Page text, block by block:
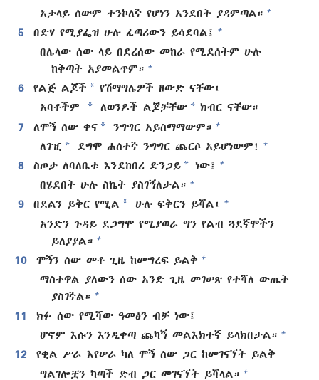
አታላይ ሰውም ተንኮለኛ የሆነን አንደበት ያዳምጣል። +
5 በድሃ የሚያፌዝ ሁሉ ፈጣሪውን ይሳደባል፤ +
በሌላው ሰው ላይ በደረሰው መከራ የሚደሰትም ሁሉ
ከቅጣት አያመልጥም። +
6 የልጅ ልጆች * የሽማግሌዎች ዘውድ ናቸው፤
አባቶችም
* ለወንዶች ልጆቻቸው * ክብር ናቸው።
7
ለሞኝ ሰው ቀና * ንግግር አይስማማውም። +
ለገዢ * ደግሞ ሐሰተኛ ንግግር ጨርሶ አይሆነውም! +
8 ስጦታ ለባለቤቱ እንደከበረ ድንጋይ * ነው፤ +
በሄደበት ሁሉ ስኬት ያስገኝለታል። +
9 በደልን ይቅር የሚል * ሁሉ ፍቅርን ይሻል፤ +
አንድን ጉዳይ ደጋግሞ የሚያወራ ግን የልብ ጓደኛሞችን
ይለያያል። +
10 ሞኝን ሰው መቶ ጊዜ ከመግረፍ ይልቅ +
ማስተዋል ያለውን ሰው አንድ ጊዜ መገሠጽ የተሻለ ውጤት
ያስገኛል። +
11
ክፉ ሰው የሚሻው ዓመፅን ብቻ ነው፤
ሆኖም እሱን እንዲቀጣ ጨካኝ መልእክተኛ ይላክበታል። +
12
የቂል ሥራ እየሠራ ካለ ሞኝ ሰው ጋር ከመገናኘት ይልቅ
ግልገሎቿን ካጣች ድብ ጋር መገናኘት ይሻላል። +